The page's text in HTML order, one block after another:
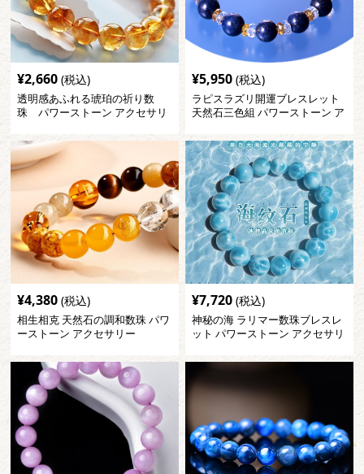
¥2,660 (税込)
透明感あふれる琥珀の祈り数
珠 パワーストーン アクセサリ
¥5,950 (税込)
ラピスラズリ開運ブレスレット
天然石三色組 パワーストーン ア
¥4,380 (税込)
相生相克 天然石の調和数珠 パワ
ーストーン アクセサリー
¥7,720 (税込)
神秘の海 ラリマー数珠ブレスレ
ット パワーストーン アクセサリ